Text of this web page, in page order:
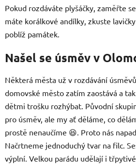
Pokud rozdáváte plyšáčky, zaměřte
máte korálkové andílky, zkuste
poblíž památek.
Našel se úsměv v
Některá města už v rozdávání
domovské město zatím zaostává a
dětmi trošku rozhýbat. Původní
pro úsměv, ale my ať děláme, co
prostě nenaučíme 😆. Proto nás
Načrtneme jednoduchý tvar na filc.
výplní. Velkou parádu udělají i